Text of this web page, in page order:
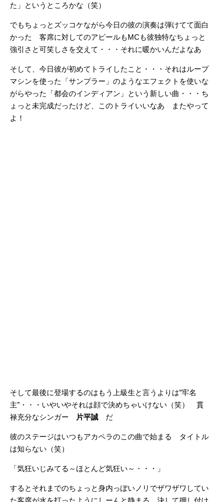
た」というところかな（笑）
でもちょっとズッコケながら今日の彼の演奏は弾けてて面白
かった 客席に対してのアピールもMCも彼独特なちょっと
強引さと可笑しさを交えて・・・それに暖かいんだよなあ
そして、今日彼が初めてトライしたこと・・・それはループ
マシンを使った「サンプラー」のようなエフェクトを使いな
がらやった「都会のインディアン」という新しい曲・・・ち
ょっと未完成だったけど、このトライいいなあ またやって
よ！
そして最後に登場するのはもう上級生と言うよりは”牢名
主”・・・いやいやそれは顔で決めちゃいけない（笑） 貫
禄充分なシンガー
片平誠 だ
彼のステージはいつもアカペラのこの曲で始まる タイトル
は知らない（笑）
「気狂いじみてる～ほとんど気狂い～・・・」
するとそれまでのちょっと身内っぽいノリでザワザワしてい
た客席が水を打ったようにしーんと静まる 決して押し付け